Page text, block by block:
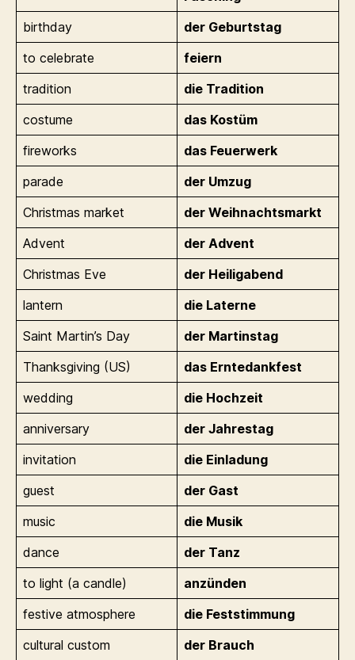
birthday
der Geburtstag
to celebrate
feiern
tradition
die Tradition
costume
das Kostüm
fireworks
das Feuerwerk
parade
der Umzug
Christmas market
der Weihnachtsmarkt
Advent
der Advent
Christmas Eve
der Heiligabend
lantern
die Laterne
Saint Martin’s Day
der Martinstag
Thanksgiving (US)
das Erntedankfest
wedding
die Hochzeit
anniversary
der Jahrestag
invitation
die Einladung
guest
der Gast
music
die Musik
dance
der Tanz
to light (a candle)
anzünden
festive atmosphere
die Feststimmung
cultural custom
der Brauch